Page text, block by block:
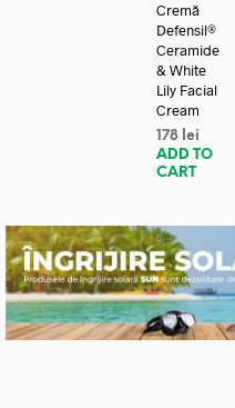
Cremă
Defensil®
Ceramide
& White
Lily Facial
Cream
178 lei
ADD TO
CART